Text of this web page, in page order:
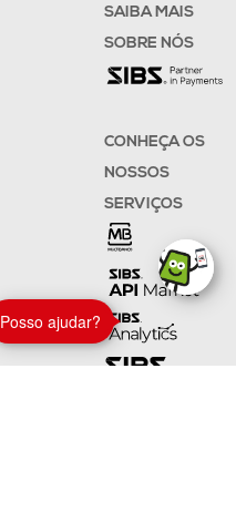
Posso ajudar?
SAIBA MAIS
SOBRE NÓS
CONHEÇA OS
NOSSOS
SERVIÇOS